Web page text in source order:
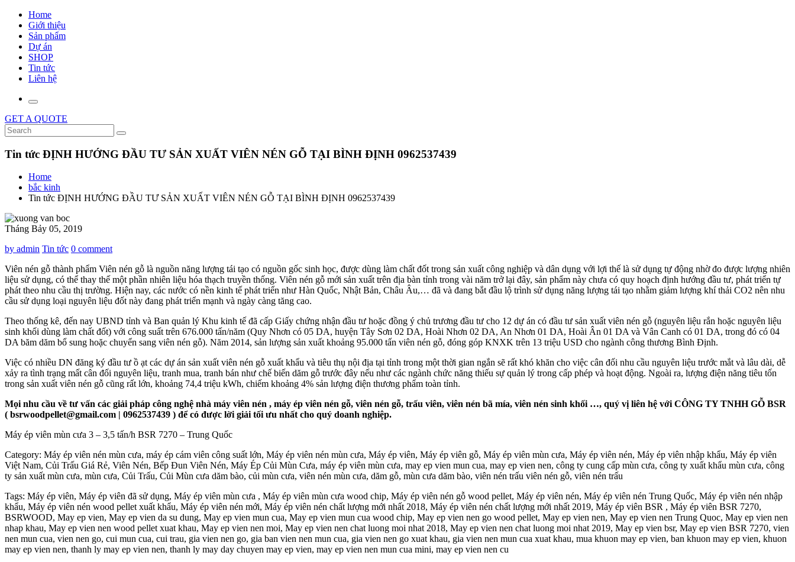
Home
Giới thiệu
Sản phẩm
Dự án
SHOP
Tin tức
Liên hệ
GET A QUOTE
Tin tức ĐỊNH HƯỚNG ĐẦU TƯ SẢN XUẤT VIÊN NÉN GỖ TẠI BÌNH ĐỊNH 0962537439
Home
bắc kinh
Tin tức ĐỊNH HƯỚNG ĐẦU TƯ SẢN XUẤT VIÊN NÉN GỖ TẠI BÌNH ĐỊNH 0962537439
Tháng Bảy 05, 2019
by admin Tin tức 0 comment
Viên nén gỗ thành phẩm Viên nén gỗ là nguồn năng lượng tái tạo có nguồn gốc sinh học, được dùng làm chất đốt trong sản xuất công nghiệp và dân dụng với lợi thế là sử dụng tự động nhờ đo được lượng nhiên
liệu sử dụng, có thể thay thế một phần nhiên liệu hóa thạch truyền thống. Viên nén gỗ mới sản xuất trên địa bàn tỉnh trong vài năm trở lại đây, sản phẩm này chưa có quy hoạch định hướng đầu tư, phát triển tự
phát theo nhu cầu thị trường. Hiện nay, các nước có nền kinh tế phát triển như Hàn Quốc, Nhật Bản, Châu Âu,… đã và đang bắt đầu lộ trình sử dụng năng lượng tái tạo nhằm giảm lượng khí thải CO2 nên nhu
cầu sử dụng loại nguyên liệu đốt này đang phát triển mạnh và ngày càng tăng cao.
Theo thống kê, đến nay UBND tỉnh và Ban quản lý Khu kinh tế đã cấp Giấy chứng nhận đầu tư hoặc đồng ý chủ trương đầu tư cho 12 dự án có đầu tư sản xuất viên nén gỗ (nguyên liệu rắn hoặc nguyên liệu
sinh khối dùng làm chất đốt) với công suất trên 676.000 tấn/năm (Quy Nhơn có 05 DA, huyện Tây Sơn 02 DA, Hoài Nhơn 02 DA, An Nhơn 01 DA, Hoài Ân 01 DA và Vân Canh có 01 DA, trong đó có 04
DA băm dăm bổ sung hoặc chuyển sang viên nén gỗ). Năm 2014, sản lượng sản xuất khoảng 95.000 tấn viên nén gỗ, đóng góp KNXK trên 13 triệu USD cho ngành công thương Bình Định.
Việc có nhiều DN đăng ký đầu tư ồ ạt các dự án sản xuất viên nén gỗ xuất khẩu và tiêu thụ nội địa tại tỉnh trong một thời gian ngắn sẽ rất khó khăn cho việc cân đối nhu cầu nguyên liệu trước mắt và lâu dài, dễ
xảy ra tình trạng mất cân đối nguyên liệu, tranh mua, tranh bán như chế biến dăm gỗ trước đây nếu như các ngành chức năng thiếu sự quản lý trong cấp phép và hoạt động. Ngoài ra, lượng điện năng tiêu tốn
trong sản xuất viên nén gỗ cũng rất lớn, khoảng 74,4 triệu kWh, chiếm khoảng 4% sản lượng điện thương phẩm toàn tỉnh.
Mọi nhu cầu về tư vấn các giải pháp công nghệ nhà máy viên nén , máy ép viên nén gỗ, viên nén gỗ, trấu viên, viên nén bã mía, viên nén sinh khối …, quý vị liên hệ với CÔNG TY TNHH GỖ BSR
( bsrwoodpellet@gmail.com | 0962537439 ) để có được lời giải tối ưu nhất cho quý doanh nghiệp.
Máy ép viên mùn cưa 3 – 3,5 tấn/h BSR 7270 – Trung Quốc
Category: Máy ép viên nén mùn cưa, máy ép cám viên công suất lớn, Máy ép viên nén mùn cưa, Máy ép viên, Máy ép viên gỗ, Máy ép viên mùn cưa, Máy ép viên nén, Máy ép viên nhập khẩu, Máy ép viên
Việt Nam, Củi Trấu Giá Rẻ, Viên Nén, Bếp Đun Viên Nén, Máy Ép Củi Mùn Cưa, máy ép viên mùn cưa, may ep vien mun cua, may ep vien nen, công ty cung cấp mùn cưa, công ty xuất khẩu mùn cưa, công
ty sản xuất mùn cưa, mùn cưa, Củi Trấu, Củi Mùn cưa dăm bào, củi mùn cưa, viên nén mùn cưa, dăm gỗ, mùn cưa dăm bào, viên nén trấu viên nén gỗ, viên nén trấu
Tags: Máy ép viên, Máy ép viên đã sử dụng, Máy ép viên mùn cưa , Máy ép viên mùn cưa wood chip, Máy ép viên nén gỗ wood pellet, Máy ép viên nén, Máy ép viên nén Trung Quốc, Máy ép viên nén nhập
khẩu, Máy ép viên nén wood pellet xuất khẩu, Máy ép viên nén mới, Máy ép viên nén chất lượng mới nhất 2018, Máy ép viên nén chất lượng mới nhất 2019, Máy ép viên BSR , Máy ép viên BSR 7270,
BSRWOOD, May ep vien, May ep vien da su dung, May ep vien mun cua, May ep vien mun cua wood chip, May ep vien nen go wood pellet, May ep vien nen, May ep vien nen Trung Quoc, May ep vien nen
nhap khau, May ep vien nen wood pellet xuat khau, May ep vien nen moi, May ep vien nen chat luong moi nhat 2018, May ep vien nen chat luong moi nhat 2019, May ep vien bsr, May ep vien BSR 7270, vien
nen mun cua, vien nen go, cui mun cua, cui trau, gia vien nen go, gia ban vien nen mun cua, gia vien nen go xuat khau, gia vien nen mun cua xuat khau, mua khuon may ep vien, ban khuon may ep vien, khuon
may ep vien nen, thanh ly may ep vien nen, thanh ly may day chuyen may ep vien, may ep vien nen mun cua mini, may ep vien nen cu